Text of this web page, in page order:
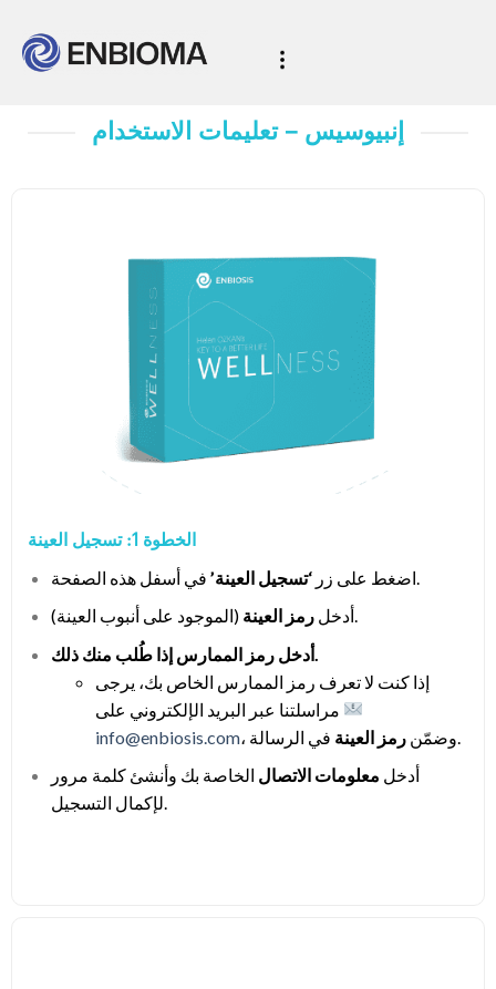
إنبيوسيس – تعليمات الاستخدام
الخطوة 1: تسجيل العينة
اضغط على زر‘تسجيل العينة’
أدخلرمز العينة
(الموجود على أنبوب العينة).
أدخل رمز الممارس إذا طُلب منك ذلك.
إذا كنت لا تعرف رمز الممارس الخاص بك، يرجى
info@enbiosis.com
، وضمّنرمز العينة
أدخل معلومات الاتصال الخاصة بك وأنشئ كلمة مرور
لإكمال التسجيل.